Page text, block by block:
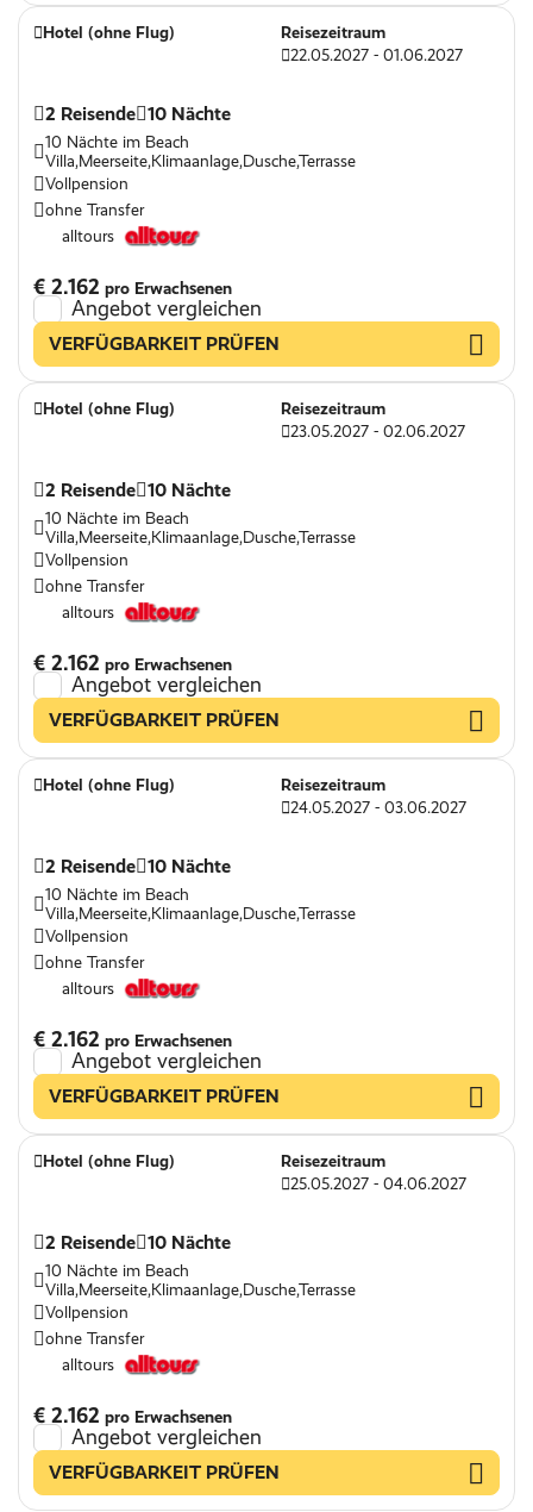
Hotel (ohne Flug)
Reisezeitraum
22.05.2027 - 01.06.2027
2 Reisende 10 Nächte
10 Nächte im Beach
Villa,Meerseite,Klimaanlage,Dusche,Terrasse
Vollpension
ohne Transfer
alltours
€ 2.162 pro Erwachsenen
Angebot vergleichen
VERFÜGBARKEIT PRÜFEN
Hotel (ohne Flug)
Reisezeitraum
23.05.2027 - 02.06.2027
2 Reisende 10 Nächte
10 Nächte im Beach
Villa,Meerseite,Klimaanlage,Dusche,Terrasse
Vollpension
ohne Transfer
alltours
€ 2.162 pro Erwachsenen
Angebot vergleichen
VERFÜGBARKEIT PRÜFEN
Hotel (ohne Flug)
Reisezeitraum
24.05.2027 - 03.06.2027
2 Reisende 10 Nächte
10 Nächte im Beach
Villa,Meerseite,Klimaanlage,Dusche,Terrasse
Vollpension
ohne Transfer
alltours
€ 2.162 pro Erwachsenen
Angebot vergleichen
VERFÜGBARKEIT PRÜFEN
Hotel (ohne Flug)
Reisezeitraum
25.05.2027 - 04.06.2027
2 Reisende 10 Nächte
10 Nächte im Beach
Villa,Meerseite,Klimaanlage,Dusche,Terrasse
Vollpension
ohne Transfer
alltours
€ 2.162 pro Erwachsenen
Angebot vergleichen
VERFÜGBARKEIT PRÜFEN